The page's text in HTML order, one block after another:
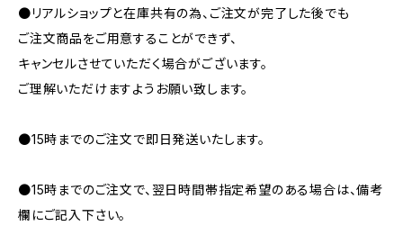
●リアルショップと在庫共有の為、ご注文が完了した後でも
ご注文商品をご用意することができず、
キャンセルさせていただく場合がございます。
ご理解いただけますようお願い致します。
●15時までのご注文で即日発送いたします。
●15時までのご注文で、翌日時間帯指定希望のある場合は、備考
欄にご記入下さい。